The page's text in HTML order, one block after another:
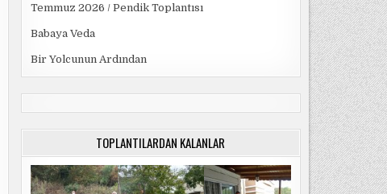
Temmuz 2026 / Pendik Toplantısı
Babaya Veda
Bir Yolcunun Ardından
TOPLANTILARDAN KALANLAR